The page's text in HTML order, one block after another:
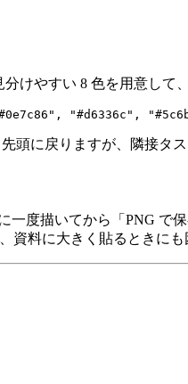
けやすい 8 色を用意して
に戻りますが、隣接タ
一度描いてから「PNG で
資料に大きく貼るときにも